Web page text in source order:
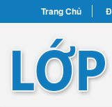
Trang Chủ